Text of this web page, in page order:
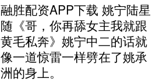
融胜配资APP下载 姚宁陆星
随《哥，你再舔女主我就跟
黄毛私奔》姚宁中二的话就
像一道惊雷一样劈在了姚承
洲的身上。